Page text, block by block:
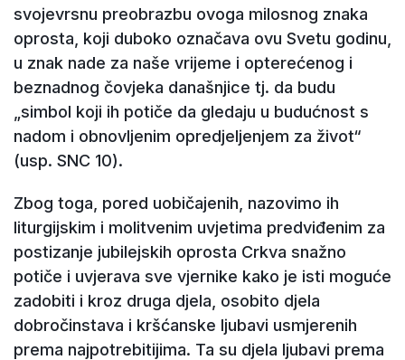
svojevrsnu preobrazbu ovoga milosnog znaka
oprosta, koji duboko označava ovu Svetu godinu,
u znak nade za naše vrijeme i opterećenog i
beznadnog čovjeka današnjice tj. da budu
„simbol koji ih potiče da gledaju u budućnost s
nadom i obnovljenim opredjeljenjem za život“
(usp. SNC 10).
Zbog toga, pored uobičajenih, nazovimo ih
liturgijskim i molitvenim uvjetima predviđenim za
postizanje jubilejskih oprosta Crkva snažno
potiče i uvjerava sve vjernike kako je isti moguće
zadobiti i kroz druga djela, osobito djela
dobročinstava i kršćanske ljubavi usmjerenih
prema najpotrebitijima. Ta su djela ljubavi prema